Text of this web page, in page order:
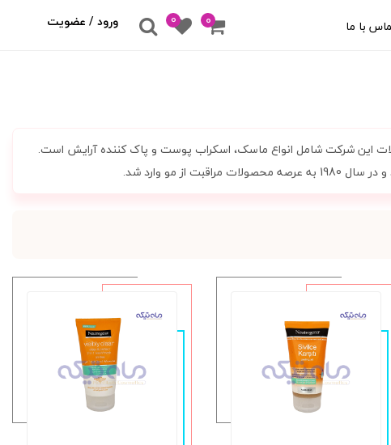
با ما ۰ 0 ورود / عضویت
این شرکت شامل انواع ماسک، اسکراب پوست و پاک کننده آرایش است.